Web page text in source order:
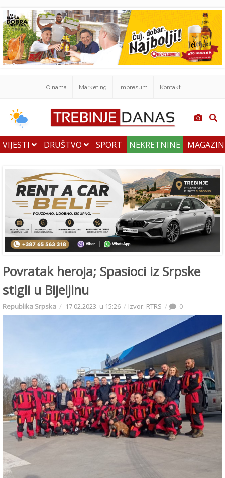
O nama Marketing Impresum Kontakt
VIJESTI DRUŠTVO SPORT NEKRETNINE
Povratak heroja; Spasioci iz Srpske
stigli u Bijeljinu
Republika Srpska 17.02.2023. u 15:26 Izvor: RTRS 0